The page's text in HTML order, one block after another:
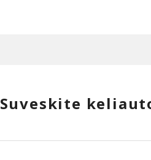
Suveskite